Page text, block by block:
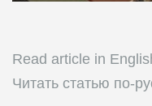
Read article in
Читать статью по-